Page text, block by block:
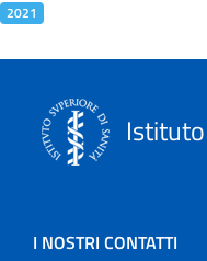
2021
I NOSTRI CONTATTI